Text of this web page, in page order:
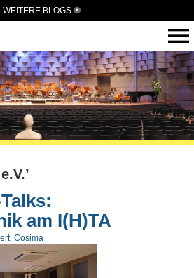
WEITERE BLOGS
am I(H)TA
Cosima